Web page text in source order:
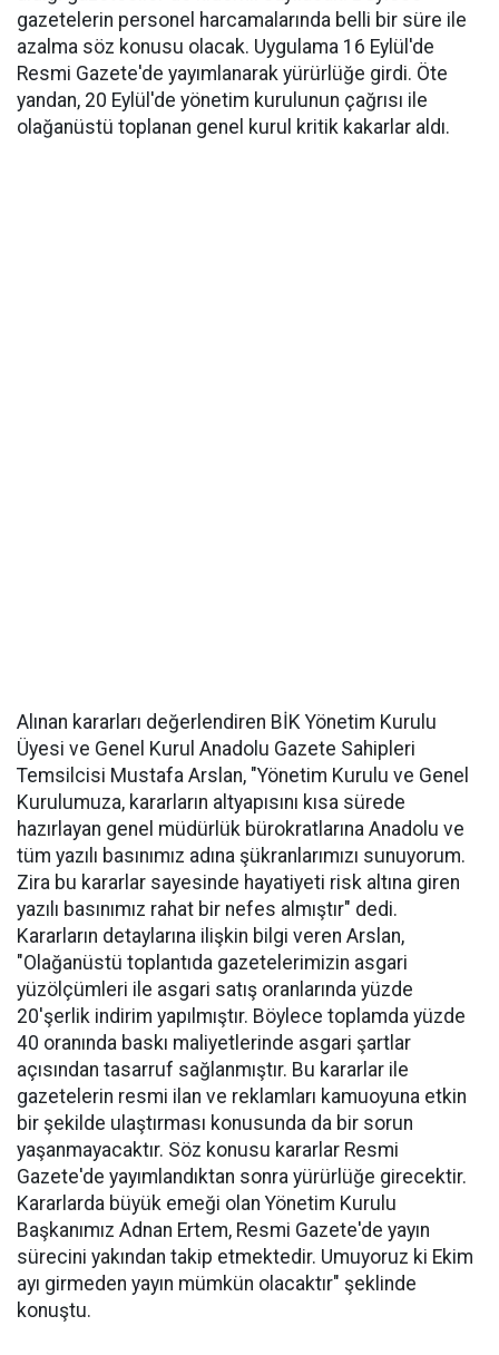
gazetelerin personel harcamalarında belli bir süre ile
azalma söz konusu olacak. Uygulama 16 Eylül'de
Resmi Gazete'de yayımlanarak yürürlüğe girdi. Öte
yandan, 20 Eylül'de yönetim kurulunun çağrısı ile
olağanüstü toplanan genel kurul kritik kakarlar aldı.
Alınan kararları değerlendiren BİK Yönetim Kurulu
Üyesi ve Genel Kurul Anadolu Gazete Sahipleri
Temsilcisi Mustafa Arslan, "Yönetim Kurulu ve Genel
Kurulumuza, kararların altyapısını kısa sürede
hazırlayan genel müdürlük bürokratlarına Anadolu ve
tüm yazılı basınımız adına şükranlarımızı sunuyorum.
Zira bu kararlar sayesinde hayatiyeti risk altına giren
yazılı basınımız rahat bir nefes almıştır" dedi.
Kararların detaylarına ilişkin bilgi veren Arslan,
"Olağanüstü toplantıda gazetelerimizin asgari
yüzölçümleri ile asgari satış oranlarında yüzde
20'şerlik indirim yapılmıştır. Böylece toplamda yüzde
40 oranında baskı maliyetlerinde asgari şartlar
açısından tasarruf sağlanmıştır. Bu kararlar ile
gazetelerin resmi ilan ve reklamları kamuoyuna etkin
bir şekilde ulaştırması konusunda da bir sorun
yaşanmayacaktır. Söz konusu kararlar Resmi
Gazete'de yayımlandıktan sonra yürürlüğe girecektir.
Kararlarda büyük emeği olan Yönetim Kurulu
Başkanımız Adnan Ertem, Resmi Gazete'de yayın
sürecini yakından takip etmektedir. Umuyoruz ki Ekim
ayı girmeden yayın mümkün olacaktır" şeklinde
konuştu.